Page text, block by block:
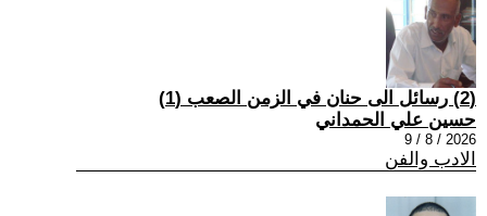
(2) رسائل الى حنان في الزمن الصعب (1)
حسين علي الحمداني
2026 / 8 / 9
الادب والفن